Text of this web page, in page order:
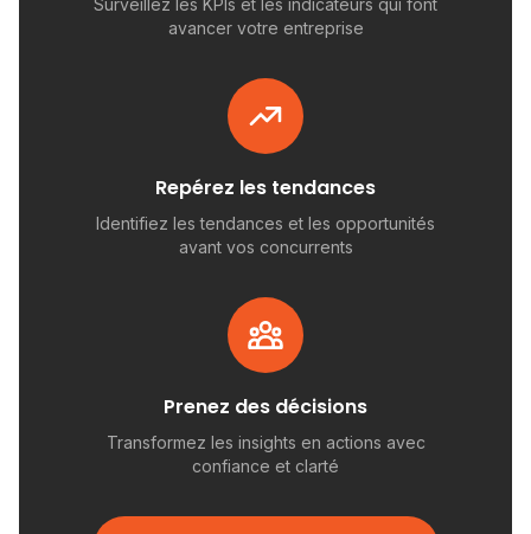
Surveillez les KPIs et les indicateurs qui font
avancer votre entreprise
Repérez les tendances
Identifiez les tendances et les opportunités
avant vos concurrents
Prenez des décisions
Transformez les insights en actions avec
confiance et clarté